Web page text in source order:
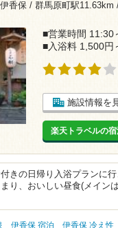
香保 / 群馬原町駅11.63km
■営業時間 11:30
■入浴料 1,500円
施設情報を
楽天トラベルの
きの日帰り入浴プランに
り、おいしい昼食(メイン
伊香保 宿泊 伊香保 冷え性